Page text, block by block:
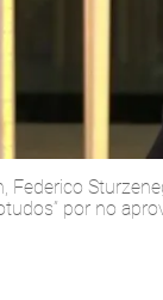
Federico
por no